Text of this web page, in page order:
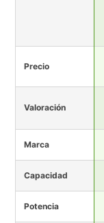
Precio
Valoración
Marca
Capacidad
Potencia